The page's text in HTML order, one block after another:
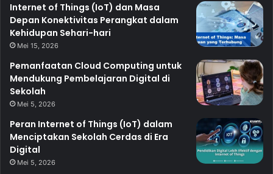
Internet of Things (IoT) dan Masa
Depan Konektivitas Perangkat dalam
Kehidupan Sehari-hari
Mei 15, 2026
Pemanfaatan Cloud Computing untuk
Mendukung Pembelajaran Digital di
Sekolah
Mei 5, 2026
Peran Internet of Things (IoT) dalam
Menciptakan Sekolah Cerdas di Era
Digital
Mei 5, 2026